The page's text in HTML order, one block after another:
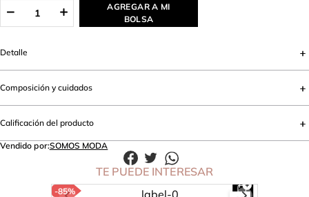
AGREGAR A MI
BOLSA
Detalle
Composición y cuidados
Calificación del producto
Vendido por:SOMOS MODA
TE PUEDE INTERESAR
-85%